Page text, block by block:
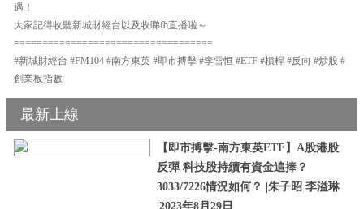
遇！
大家記得收聽新城財經台以及收睇fb直播啦～
===================================
#新城財經台 #FM104 #南方東英 #即市搏擊 #李雪恒 #ETF #槓桿 #反向 #炒股 #
創業板指數
最新上線
【即市搏擊-南方東英ETF】A股港股
反彈 科技股持續有資金追捧？
3033/7226情況如何？ |朱子昭 李溢琳
|2023年8月29日